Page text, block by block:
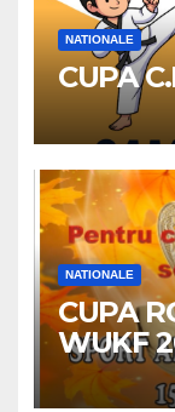
NATIONALE
CUPA
NATIONALE
CUPA
WUKF